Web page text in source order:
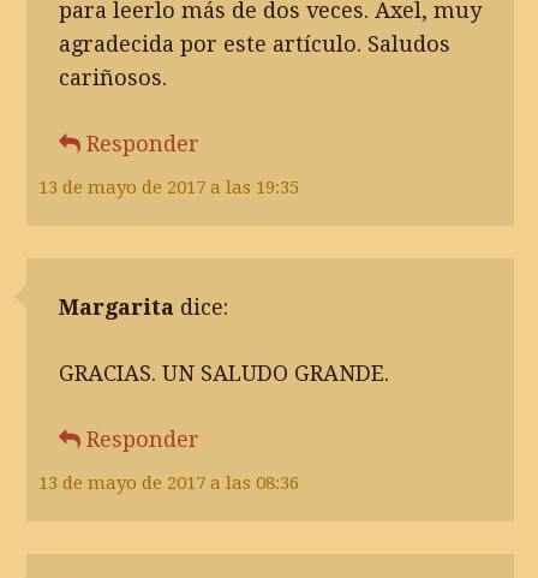
13 de mayo de 2017 a las 19:35
para leerlo más de dos veces. Axel, muy
agradecida por este artículo. Saludos
cariñosos.
Responder
Margarita dice:
13 de mayo de 2017 a las 08:36
GRACIAS. UN SALUDO GRANDE.
Responder